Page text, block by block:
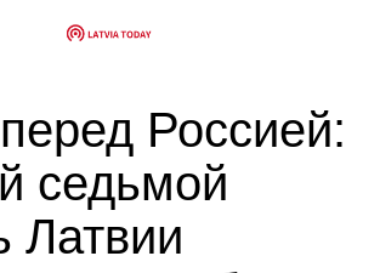
Россией:
седьмой
Латвии